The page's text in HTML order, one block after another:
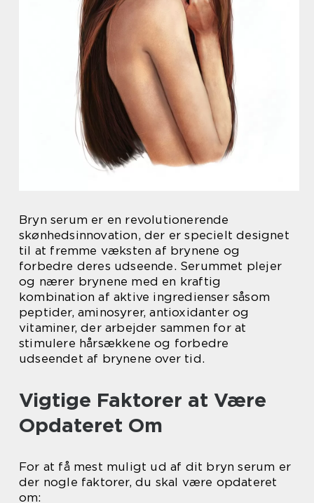
Bryn serum er en revolutionerende
skønhedsinnovation, der er specielt designet
til at fremme væksten af brynene og
forbedre deres udseende. Serummet plejer
og nærer brynene med en kraftig
kombination af aktive ingredienser såsom
peptider, aminosyrer, antioxidanter og
vitaminer, der arbejder sammen for at
stimulere hårsækkene og forbedre
udseendet af brynene over tid.
Vigtige Faktorer at Være
Opdateret Om
For at få mest muligt ud af dit bryn serum er
der nogle faktorer, du skal være opdateret
om: